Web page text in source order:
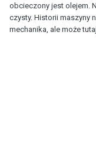
obcieczony jest olejem.
czysty. Historii maszyny
mechanika, ale może